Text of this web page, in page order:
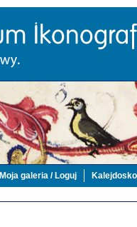
Moja galeria / Loguj